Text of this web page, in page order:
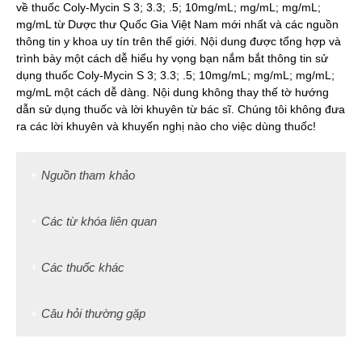
về thuốc Coly-Mycin S 3; 3.3; .5; 10mg/mL; mg/mL; mg/mL;
mg/mL từ Dược thư Quốc Gia Việt Nam mới nhất và các nguồn
thông tin y khoa uy tín trên thế giới. Nội dung được tổng hợp và
trình bày một cách dễ hiểu hy vọng bạn nắm bắt thông tin sử
dụng thuốc Coly-Mycin S 3; 3.3; .5; 10mg/mL; mg/mL; mg/mL;
mg/mL một cách dễ dàng. Nội dung không thay thế tờ hướng
dẫn sử dụng thuốc và lời khuyên từ bác sĩ. Chúng tôi không đưa
ra các lời khuyên và khuyến nghị nào cho việc dùng thuốc!
Nguồn tham khảo
Các từ khóa liên quan
Các thuốc khác
Câu hỏi thường gặp